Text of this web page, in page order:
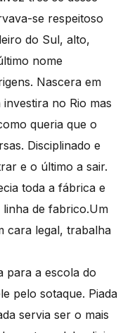
se respeitoso
do Sul, alto,
nome
Nascera em
no Rio mas
queria que o
Disciplinado e
e o último a sair.
toda a fábrica e
linha de fabrico.Um
cara legal, trabalha
para a escola do
pelo sotaque. Piada
servia ser o mais